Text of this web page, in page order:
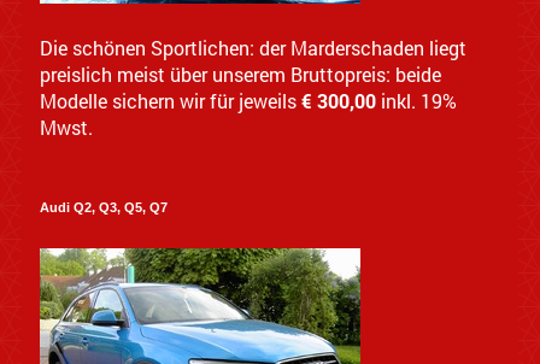
Die schönen Sportlichen: der Marderschaden liegt
preislich meist über unserem Bruttopreis: beide
Modelle sichern wir für jeweils€ 300,00inkl. 19%
Mwst.
Audi Q2, Q3, Q5, Q7